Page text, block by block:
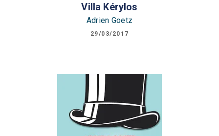
Villa Kérylos
Adrien Goetz
29/03/2017